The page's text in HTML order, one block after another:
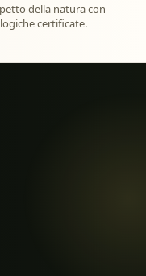
della natura con
certificate.